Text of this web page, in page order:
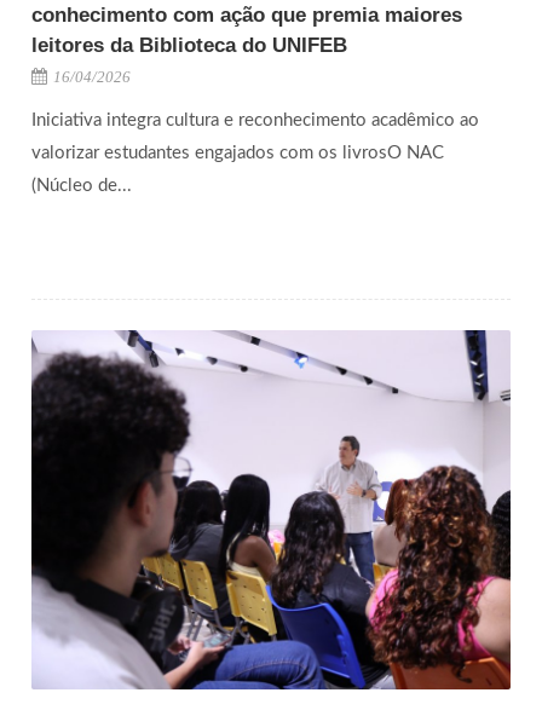
conhecimento com ação que premia maiores
leitores da Biblioteca do UNIFEB
16/04/2026
Iniciativa integra cultura e reconhecimento acadêmico ao
valorizar estudantes engajados com os livrosO NAC
(Núcleo de...